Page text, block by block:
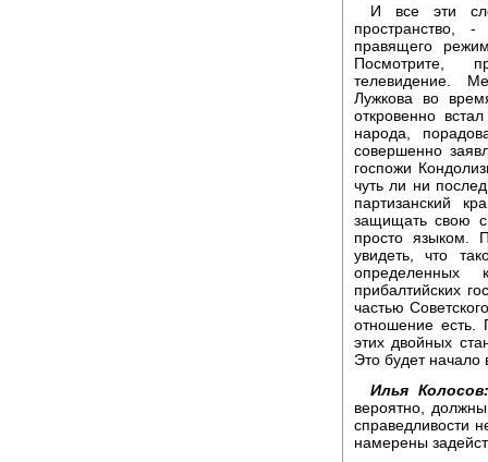
И все эти
пространство,
правящего
Посмотрите,
телевидение.
Лужкова во
откровенно
народа,
совершенно
госпожи
чуть ли ни
партизанский
защищать свою
просто языком.
увидеть, что
определенных
прибалтийских
частью
отношение есть.
этих двойных
Это будет начало
Илья Колосов:
вероятно,
справедливости
намерены